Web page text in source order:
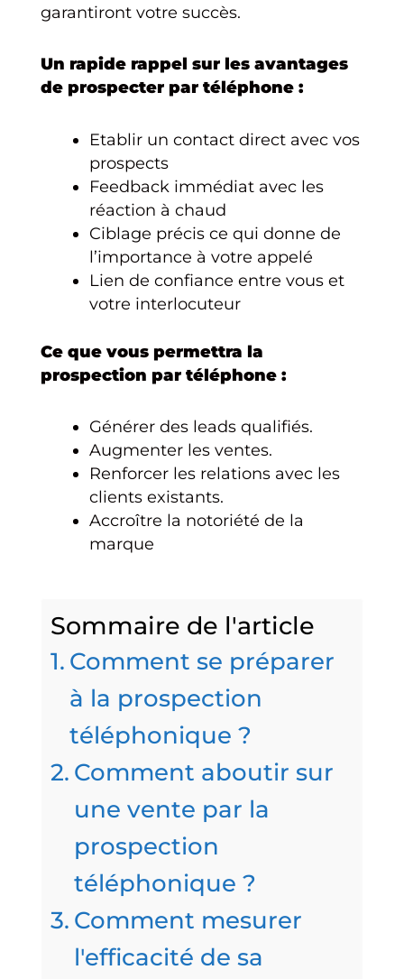
garantiront votre succès.
Un rapide rappel sur les avantages
de prospecter par téléphone :
Etablir un contact direct avec vos
prospects
Feedback immédiat avec les
réaction à chaud
Ciblage précis ce qui donne de
l’importance à votre appelé
Lien de confiance entre vous et
votre interlocuteur
Ce que vous permettra la
prospection par téléphone :
Générer des leads qualifiés.
Augmenter les ventes.
Renforcer les relations avec les
clients existants.
Accroître la notoriété de la
marque
Sommaire de l'article
Comment se préparer
à la prospection
téléphonique ?
Comment aboutir sur
une vente par la
prospection
téléphonique ?
Comment mesurer
l'efficacité de sa